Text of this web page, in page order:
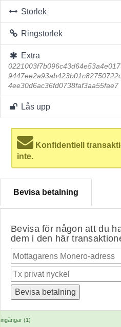
Storlek
Ringstorlek
Extra
4ee30d6ac36fd0738faf3aa55fae7
Lås upp
Konfidentiell
inte.
Bevisa betalning
Bevisa för någon att du
dem i den här
ingångar (1)